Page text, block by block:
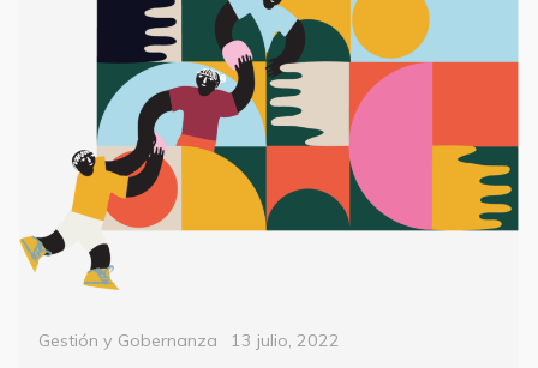
Categorías
Gestión y Gobernanza
Posted
13 julio, 2022